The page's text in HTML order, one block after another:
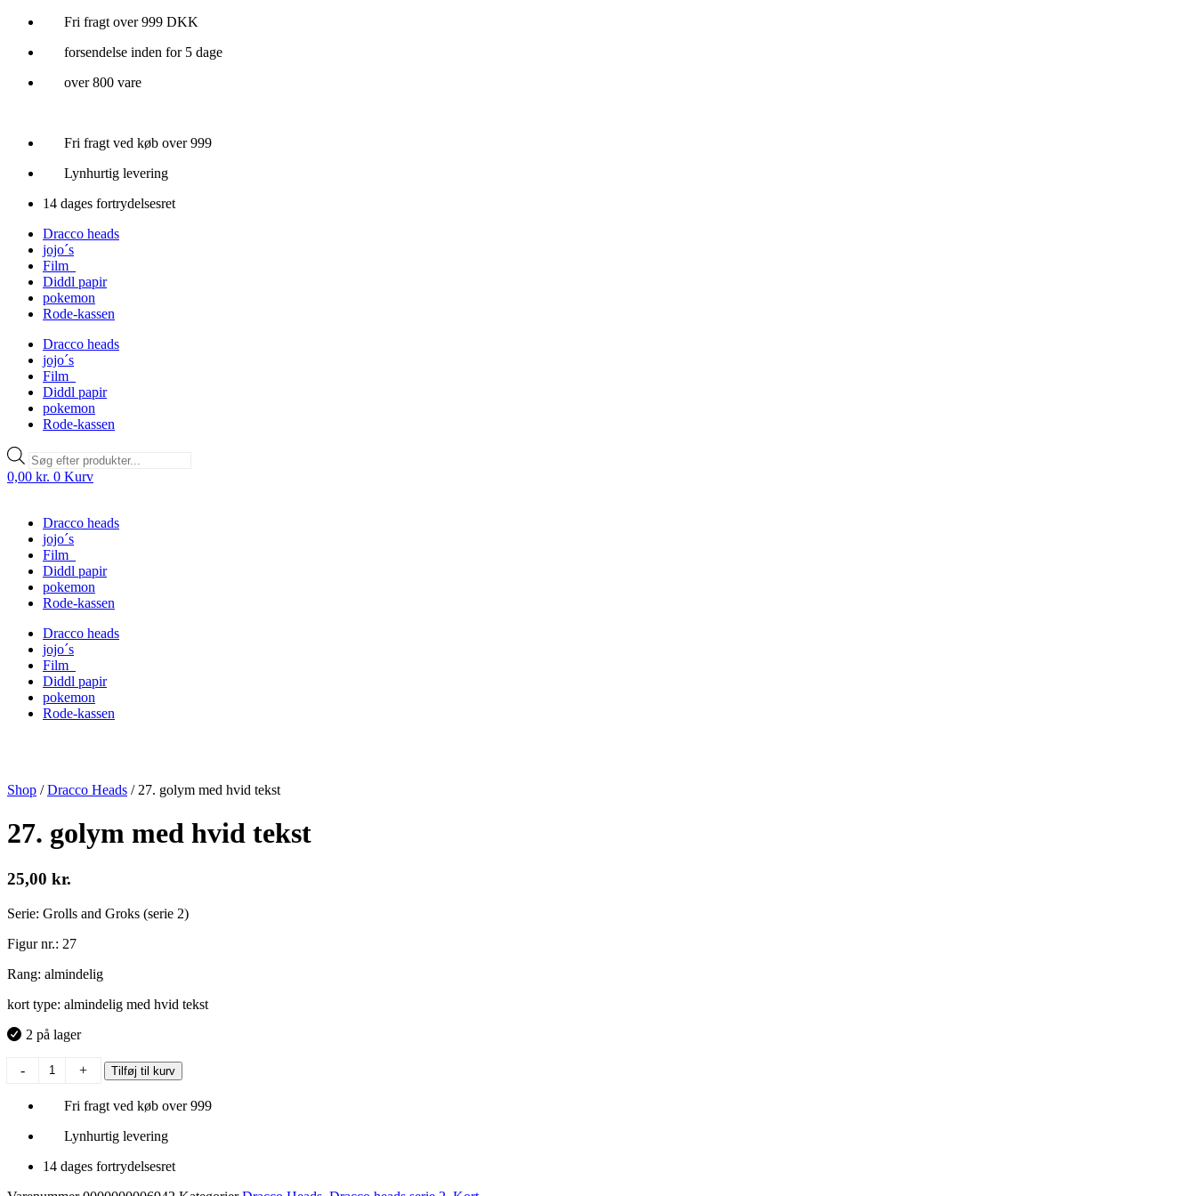
Videre
indhold
Fri fragt over 999 DKK
forsendelse inden for 5 dage
over 800 vare
Fri fragt ved køb over 999
Lynhurtig levering
14 dages fortrydelsesret
Dracco heads
jojo´s
Film
Diddl papir
pokemon
Rode-kassen
Dracco heads
jojo´s
Film
Diddl papir
pokemon
Rode-kassen
Products
search
0,00 kr. 0 Kurv
Dracco heads
jojo´s
Film
Diddl papir
pokemon
Rode-kassen
Dracco heads
jojo´s
Film
Diddl papir
pokemon
Rode-kassen
Shop /Dracco Heads / 27. golym med hvid tekst
27. golym med hvid tekst
25,00 kr.
Serie: Grolls and Groks (serie 2)
Figur nr.: 27
Rang: almindelig
kort type: almindelig med hvid tekst
2 på lager
-
hvid
antal
+ Tilføj til kurv
Fri fragt ved køb over 999
Lynhurtig levering
14 dages fortrydelsesret